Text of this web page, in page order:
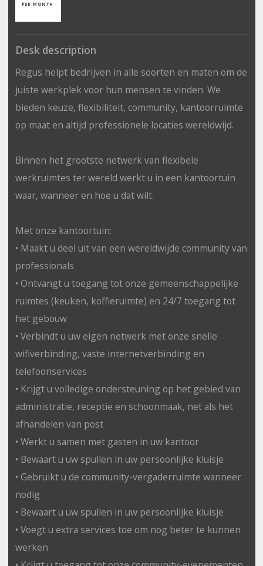
PER MONTH
Desk description
Regus helpt bedrijven in alle soorten en maten om de
juiste werkplek voor hun mensen te vinden. We
bieden keuze, flexibiliteit, community, kantoorruimte
op maat en altijd professionele locaties wereldwijd.
Binnen het grootste netwerk van flexibele
werkruimtes ter wereld werkt u in een kantoortuin
waar, wanneer en hoe u dat wilt.
Met onze kantoortuin:
• Maakt u deel uit van een wereldwijde community van
professionals
• Ontvangt u toegang tot onze gemeenschappelijke
ruimtes (keuken, koffieruimte) en 24/7 toegang tot
het gebouw
• Verbindt u uw eigen netwerk met onze snelle
wifiverbinding, vaste internetverbinding en
telefoonservices
• Krijgt u volledige ondersteuning op het gebied van
administratie, receptie en schoonmaak, net als het
afhandelen van post
• Werkt u samen met gasten in uw kantoor
• Bewaart u uw spullen in uw persoonlijke kluisje
• Gebruikt u de community-vergaderruimte wanneer
nodig
• Bewaart u uw spullen in uw persoonlijke kluisje
• Voegt u extra services toe om nog beter te kunnen
werken